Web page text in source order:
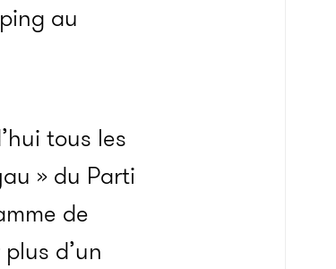
au
tous les
» du Parti
de
d’un